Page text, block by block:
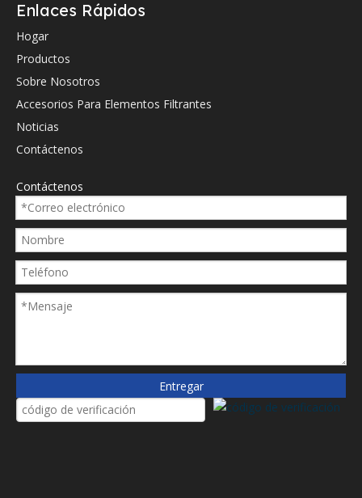
reemplazo 8304909
Filtro de coincidencia de
reemplazo Filtro de aire
Preguntar
Enlaces Rápidos
Hogar
Productos
Sobre Nosotros
Accesorios Para Elementos Filtrantes
Noticias
Contáctenos
Contáctenos
Entregar